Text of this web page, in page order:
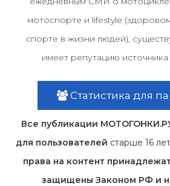
мотоспорте и lifestyle
спорте в жизни людей),
имеет репутацию
Статистика для
Все публикации
для пользователей старше 16 лет
права на контент
защищены Законом РФ и